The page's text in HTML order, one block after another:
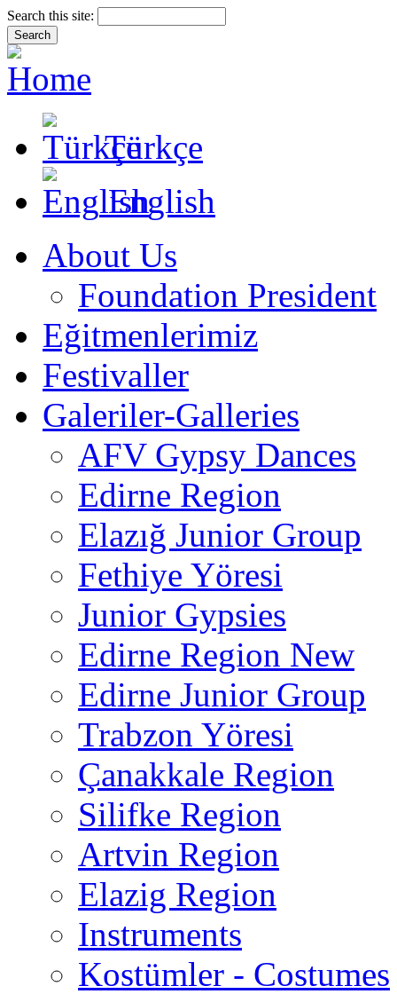
Search this site:
Türkçe
English
About Us
Foundation President
Eğitmenlerimiz
Festivaller
Galeriler-Galleries
AFV Gypsy Dances
Edirne Region
Elazığ Junior Group
Fethiye Yöresi
Junior Gypsies
Edirne Region New
Edirne Junior Group
Trabzon Yöresi
Çanakkale Region
Silifke Region
Artvin Region
Elazig Region
Instruments
Kostümler - Costumes